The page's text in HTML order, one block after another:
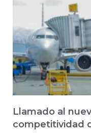
Llamado al
competitividad